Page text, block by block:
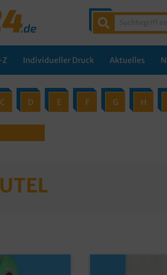
Individueller Druck Aktuelles
C D E F G H